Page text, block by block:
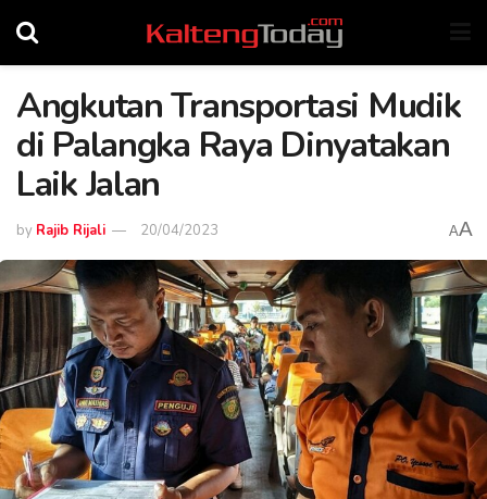
Angkutan Transportasi Mudik
di Palangka Raya Dinyatakan
Laik Jalan
by Rajib Rijali 20/04/2023 AA